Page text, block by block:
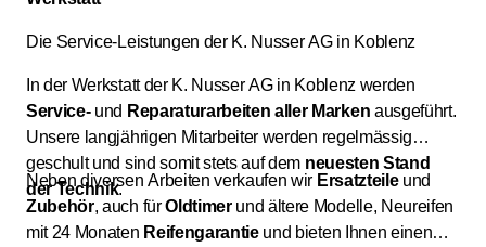
Die Service-Leistungen der K. Nusser AG in Koblenz
In der Werkstatt der K. Nusser AG in Koblenz werden
Service- und Reparaturarbeiten aller Marken ausgeführt.
Unsere langjährigen Mitarbeiter werden regelmässig
geschult und sind somit stets auf dem neuesten Stand
der Technik.
Neben diversen Arbeiten verkaufen wir Ersatzteileund
Zubehör, auch fürOldtimerund ältere Modelle, Neureifen
mit 24 Monaten Reifengarantieund bieten Ihnen einen